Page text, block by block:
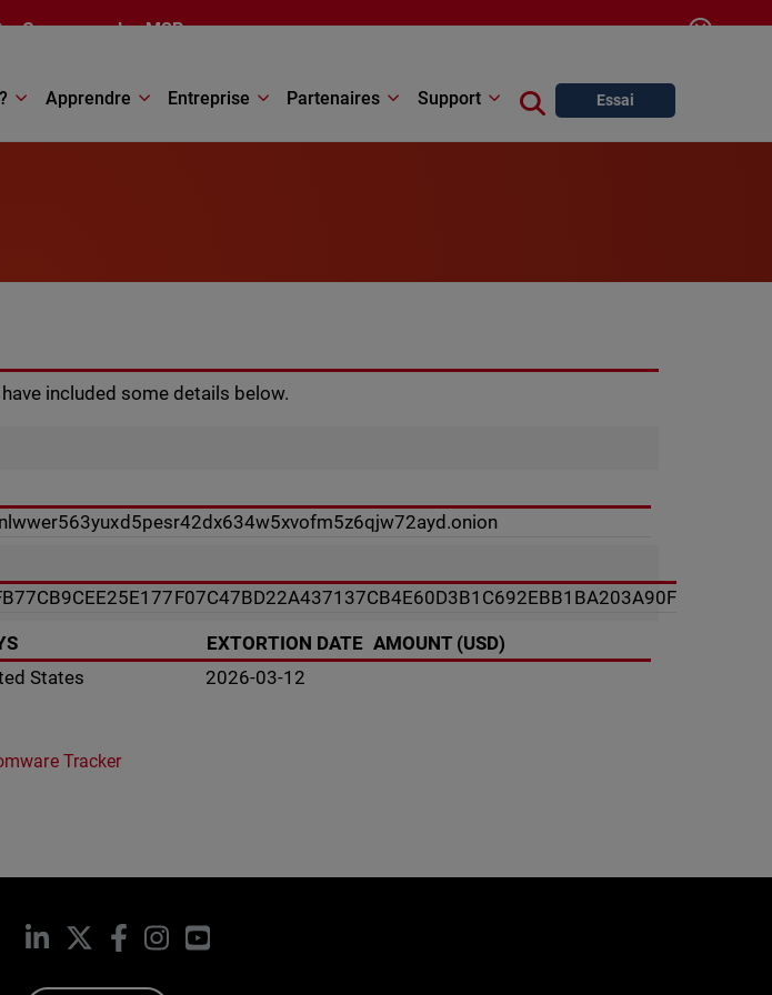
– Conçu pour les MSP
Apprendre Entreprise Partenaires Support Close search
Essai
included some details below.
EXTORTION DATE AMOUNT (USD)
States 2026-03-12
Tracker
LinkedIn Facebook
InstagramYouTube